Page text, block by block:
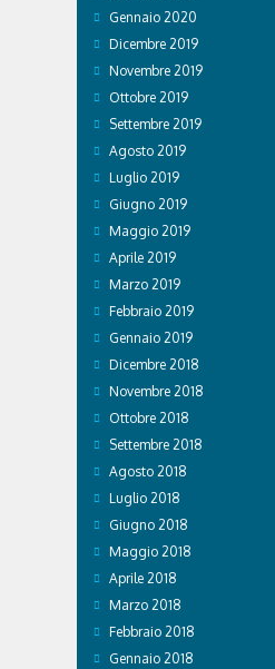
Gennaio 2020
Dicembre 2019
Novembre 2019
Ottobre 2019
Settembre 2019
Agosto 2019
Luglio 2019
Giugno 2019
Maggio 2019
Aprile 2019
Marzo 2019
Febbraio 2019
Gennaio 2019
Dicembre 2018
Novembre 2018
Ottobre 2018
Settembre 2018
Agosto 2018
Luglio 2018
Giugno 2018
Maggio 2018
Aprile 2018
Marzo 2018
Febbraio 2018
Gennaio 2018